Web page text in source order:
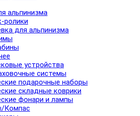
альпинизма
ролики
для альпинизма
устройства
системы
подарочные наборы
складные коврики
фонари и лампы
Компас